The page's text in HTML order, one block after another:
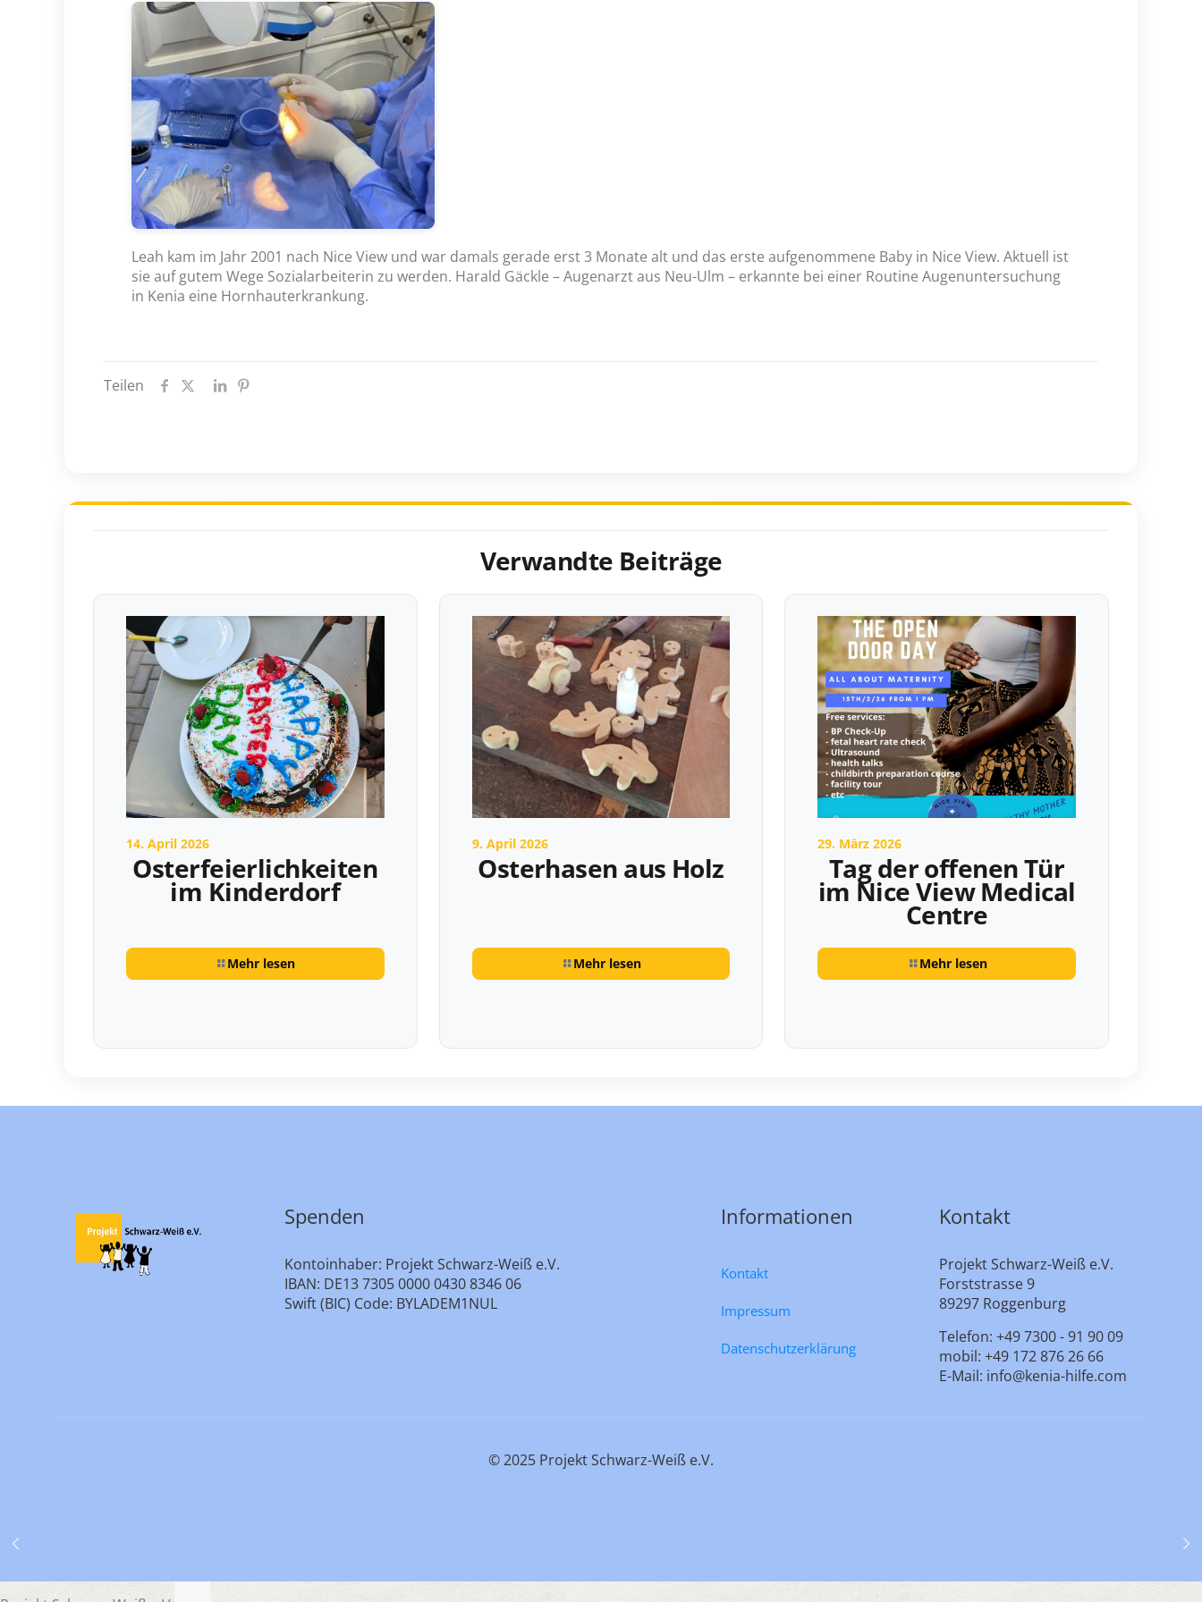
Leah kam im Jahr 2001 nach Nice View und war damals gerade erst 3 Monate alt und das erste aufgenommene Baby in Nice View. Aktuell ist
sie auf gutem Wege Sozialarbeiterin zu werden. Harald Gäckle – Augenarzt aus Neu-Ulm – erkannte bei einer Routine Augenuntersuchung
in Kenia eine Hornhauterkrankung.
Teilen
Verwandte Beiträge
14. April 2026
Osterfeierlichkeiten
im Kinderdorf
Mehr lesen
9. April 2026
Osterhasen aus Holz
Mehr lesen
29. März 2026
Tag der offenen Tür
im Nice View Medical
Centre
Mehr lesen
Spenden
Kontoinhaber: Projekt Schwarz-Weiß e.V.
IBAN: DE13 7305 0000 0430 8346 06
Swift (BIC) Code: BYLADEM1NUL
Informationen
Kontakt
Impressum
Datenschutzerklärung
Kontakt
Projekt Schwarz-Weiß e.V.
Forststrasse 9
89297 Roggenburg
Telefon: +49 7300 - 91 90 09
mobil: +49 172 876 26 66
E-Mail: info@kenia-hilfe.com
© 2025 Projekt Schwarz-Weiß e.V.